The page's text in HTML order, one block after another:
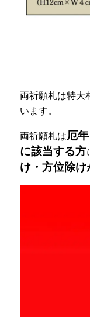
両祈願札は特大
います。
両祈願札は厄
に該当する方
け・方位除け